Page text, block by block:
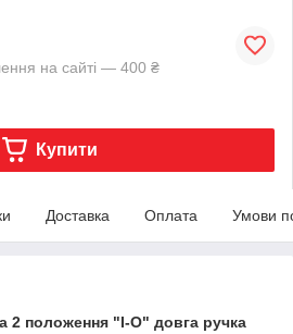
на сайті — 400 ₴
Купити
Доставка Оплата Умови
2 положення "I-O" довга ручка